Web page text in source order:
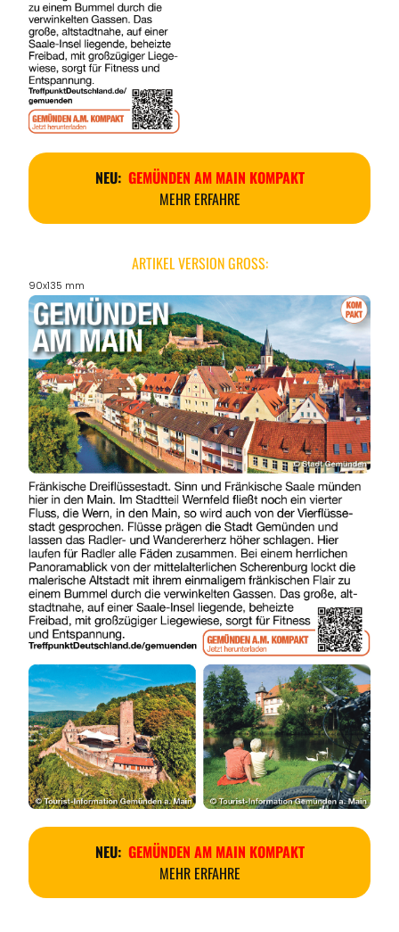
NEU: GEMÜNDEN AM MAIN KOMPAKT
MEHR ERFAHRE
ARTIKEL VERSION GROSS:
90x135 mm
NEU: GEMÜNDEN AM MAIN KOMPAKT
MEHR ERFAHRE